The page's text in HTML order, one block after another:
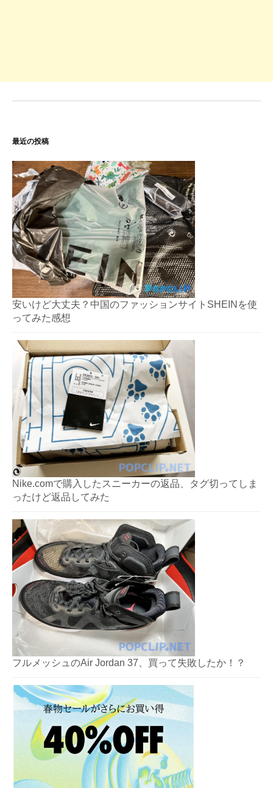
最近の投稿
安いけど大丈夫？中国のファッションサイトSHEINを使
ってみた感想
Nike.comで購入したスニーカーの返品、タグ切ってしま
ったけど返品してみた
フルメッシュのAir Jordan 37、買って失敗したか！？